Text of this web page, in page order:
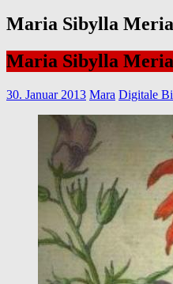
Maria Sibylla
Maria Sibylla
30. Januar 2013 Mara Digitale